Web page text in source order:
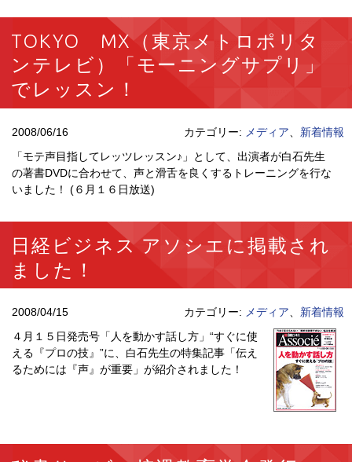
TOKYO MX（東京メトロポリタ
ンテレビ）「モーニングサプリ」
でレッスン！
2008/06/16 カテゴリー: メディア
新着情報
「モテ声目指してレッツレッスン♪」として、出演者が白石先生
の著書DVDに合わせて、声と滑舌を良くするトレーニングを行な
いました！ (６月１６日放送)
日経ビジネス アソシエに掲載され
ました！
2008/04/15 カテゴリー: メディア、 新着情報
４月１５日発売号「人を動かす話し方」“すぐに使
える『プロの技』”に、白石先生の特集記事「伝え
るためには『声』が重要」が紹介されました！